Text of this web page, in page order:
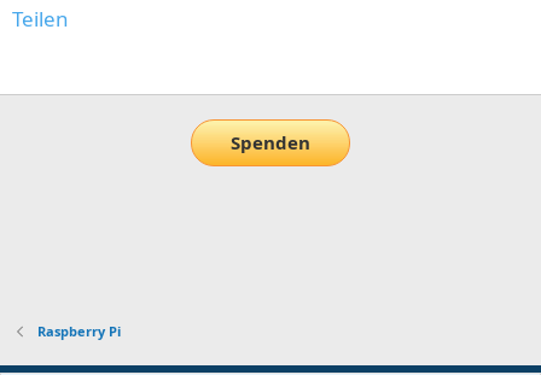
Teilen
Spenden
Raspberry Pi